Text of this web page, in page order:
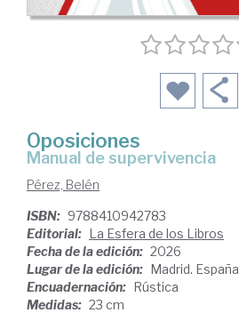
Oposiciones
Manual de supervivencia
Pérez, Belén
ISBN: 9788410942783
Editorial: La Esfera de los Libros
Fecha de la edición: 2026
Lugar de la edición: Madrid. España
Encuadernación: Rústica
Medidas: 23 cm